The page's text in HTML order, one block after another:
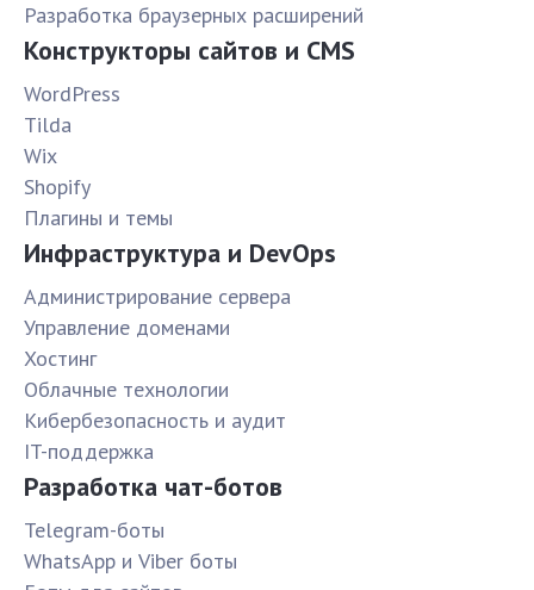
Разработка браузерных расширений
Конструкторы сайтов и CMS
WordPress
Tilda
Wix
Shopify
Плагины и темы
Инфраструктура и DevOps
Администрирование сервера
Управление доменами
Хостинг
Облачные технологии
Кибербезопасность и аудит
IT-поддержка
Разработка чат-ботов
Telegram-боты
WhatsApp и Viber боты